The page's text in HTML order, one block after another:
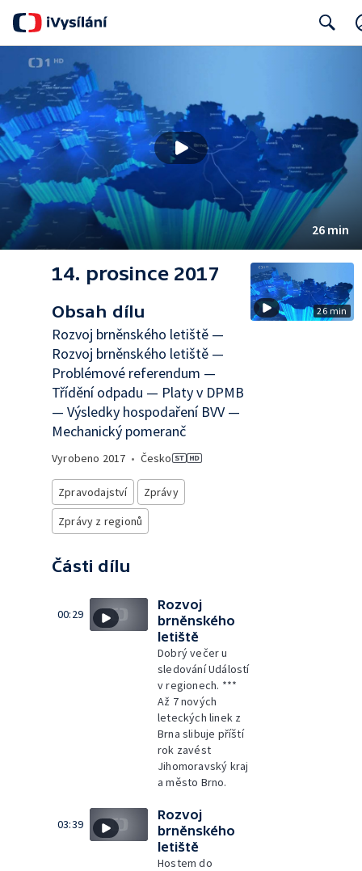
26 min
14. prosince 2017
Obsah dílu
Rozvoj brněnského letiště —
Rozvoj brněnského letiště —
Problémové referendum —
Třídění odpadu — Platy v DPMB
— Výsledky hospodaření BVV —
Mechanický pomeranč
Vyrobeno 2017 • Česko
Zpravodajství
Zprávy
Zprávy z regionů
Části dílu
00:29
Rozvoj
brněnského
letiště
Dobrý večer u
sledování Událostí
v regionech. ***
Až 7 nových
leteckých linek z
Brna slibuje příští
rok zavést
Jihomoravský kraj
a město Brno.
03:39
Rozvoj
brněnského
letiště
Hostem do
26 min